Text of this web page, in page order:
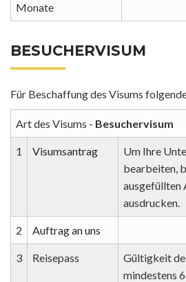
Monate
BESUCHERVISUM
Für Beschaffung des Visums
Art des Visums - Besuchervisum
1 Visumsantrag
Um Ihre
bearbeiten,
ausgefüllten
ausdrucken.
2 Auftrag an uns
3 Reisepass
Gültigkeit
mindestens